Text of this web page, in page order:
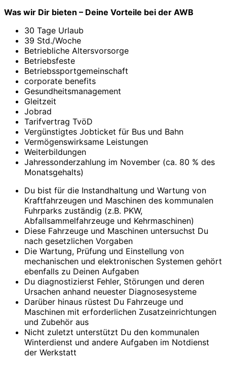
Was wir Dir bieten – Deine Vorteile bei der AWB
30 Tage Urlaub
39 Std./Woche
Betriebliche Altersvorsorge
Betriebsfeste
Betriebssportgemeinschaft
corporate benefits
Gesundheitsmanagement
Gleitzeit
Jobrad
Tarifvertrag TvöD
Vergünstigtes Jobticket für Bus und Bahn
Vermögenswirksame Leistungen
Weiterbildungen
Jahressonderzahlung im November (ca. 80 % des
Monatsgehalts)
Du bist für die Instandhaltung und Wartung von
Kraftfahrzeugen und Maschinen des kommunalen
Fuhrparks zuständig (z.B. PKW,
Abfallsammelfahrzeuge und Kehrmaschinen)
Diese Fahrzeuge und Maschinen untersuchst Du
nach gesetzlichen Vorgaben
Die Wartung, Prüfung und Einstellung von
mechanischen und elektronischen Systemen gehört
ebenfalls zu Deinen Aufgaben
Du diagnostizierst Fehler, Störungen und deren
Ursachen anhand neuester Diagnosesysteme
Darüber hinaus rüstest Du Fahrzeuge und
Maschinen mit erforderlichen Zusatzeinrichtungen
und Zubehör aus
Nicht zuletzt unterstützt Du den kommunalen
Winterdienst und andere Aufgaben im Notdienst
der Werkstatt